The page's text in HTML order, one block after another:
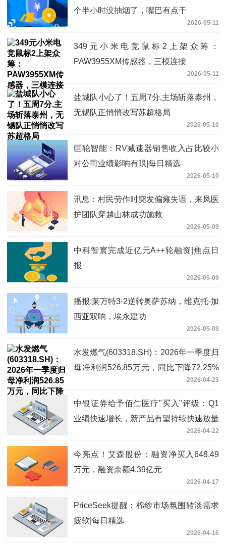
个半小时没抽烟了，嘴巴有点干
2026-05-11
349元小米电竞鼠标2上架众筹：
PAW3955XM传感器，三模连接
2026-05-11
盐城队小心了！五周7分,主场斩落泰州，
无锡队正悄悄改写苏超格局
2026-05-10
巨轮智能：RV减速器销售收入占比较小
对公司业绩影响有限|每日精选
2026-05-10
讯息：村民劳作时突发偏瘫失语，来凤医
护团队穿越山林成功施救
2026-05-09
中科智寰完成近亿元A++轮融资|焦点日
报
2026-05-09
播报:莱万特3-2逆转奥萨苏纳，维克托-加
西亚双响，埃永建功
2026-05-09
水发燃气(603318.SH)：2026年一季度归
母净利润526.85万元，同比下降72.25%
2026-04-23
中银证券给予佰仁医疗"买入"评级：Q1
业绩快速增长，新产品有望持续快速放量
2026-04-22
今亮点！艾森股份：融资净买入648.49
万元，融资余额4.39亿元
2026-04-17
PriceSeek提醒：棉纱市场氛围转淡需求
疲软|每日精选
2026-04-16